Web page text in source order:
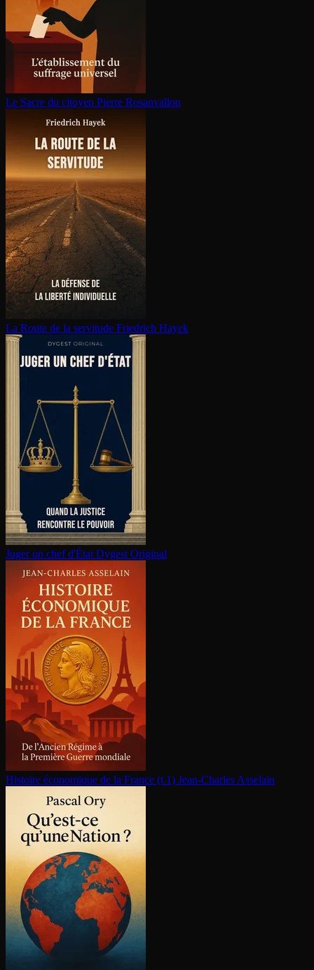
Le Sacre du citoyen Pierre Rosanvallon
La Route de la servitude Friedrich Hayek
Juger un chef d'État Dygest Original
Histoire économique de la France (t.1) Jean-Charles Asselain